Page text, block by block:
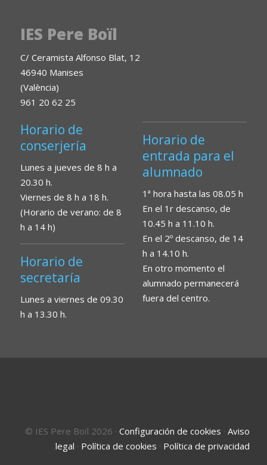
IES Pere Boïl
C/ Ceramista Alfonso Blat, 12
46940 Manises
(València)
961 20 62 25
Horario de
conserjería
Lunes a jueves de 8 h a
20.30 h.
Viernes de 8 h a 18 h.
(Horario de verano: de 8
h a 14 h)
Horario de
secretaría
Lunes a viernes de 09.30
h a 13.30 h.
Horario de
entrada para el
alumnado
1ª hora hasta las 08.05 h
En el 1r descanso, de
10.45 h a 11.10 h.
En el 2º descanso, de 14
h a 14.10 h.
En otro momento el
alumnado permanecerá
fuera del centro.
© IES Pere Boïl 2026 · Configuración de cookies · Aviso
legal · Política de cookies · Política de privacidad